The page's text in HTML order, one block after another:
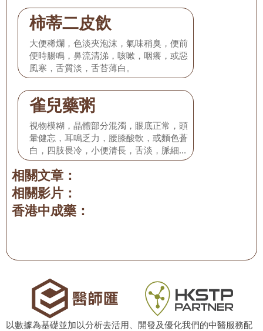
柿蒂二皮飲
大便稀爛，色淡夾泡沫，氣味稍臭，便前
便時腸鳴，鼻流清涕，咳嗽，咽癢，或惡
風寒，舌質淡，舌苔薄白。
雀兒藥粥
視物模糊，晶體部分混濁，眼底正常，頭
暈健忘，耳鳴乏力，腰膝酸軟，或麵色蒼
白，四肢畏冷，小便清長，舌淡，脈細或
脈沉弱。
相關文章：
相關影片：
香港中成藥：
以數據為基礎並加以分析去活用、開發及優化我們的中醫服務配